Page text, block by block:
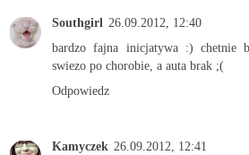
Southgirl 26.09.2012, 12:40
bardzo fajna inicjatywa :) chetnie
swiezo po chorobie, a auta brak ;(
Odpowiedz
Kamyczek 26.09.2012, 12:41